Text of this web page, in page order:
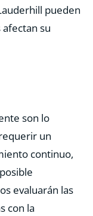
pueden
su
son lo
un
continuo,
evaluarán las
con la